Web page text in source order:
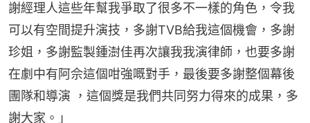
謝經理人這些年幫我爭取了很多不一樣的角色，令我
可以有空間提升演技，多謝TVB給我這個機會，多謝
珍姐，多謝監製鍾澍佳再次讓我我演律師，也要多謝
在劇中有阿佘這個咁強嘅對手，最後要多謝整個幕後
團隊和導演 ，這個獎是我們共同努力得來的成果，多
謝大家。」